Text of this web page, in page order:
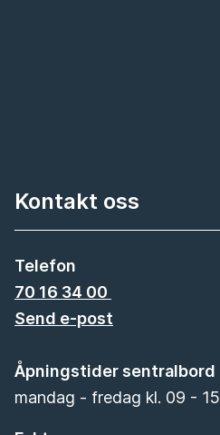
Kontakt oss
Telefon
70 16 34 00
Send e-post
Åpningstider sentralbord
mandag - fredag kl. 09 - 15